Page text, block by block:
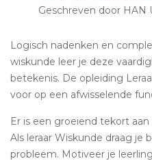
Geschreven door HAN
Logisch nadenken en
wiskunde leer je deze
betekenis. De opleiding
voor op een afwisselende
Er is een groeiend tekort
Als leraar Wiskunde draag je
probleem. Motiveer je